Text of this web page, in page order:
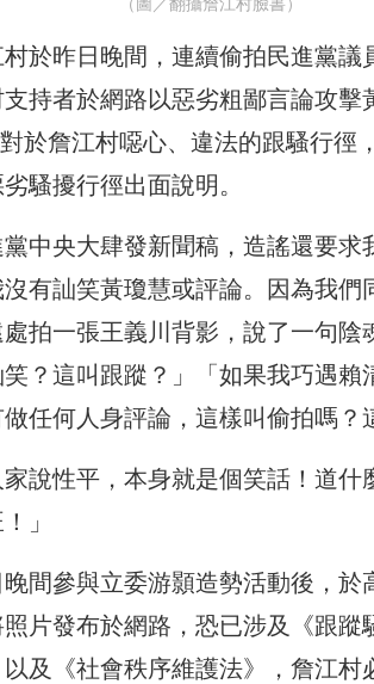
於昨日晚間，連續偷拍民進黨議
持者於網路以惡劣粗鄙言論攻
於詹江村噁心、違法的跟騷行徑
騷擾行徑出面說明。
中央大肆發新聞稿，造謠還要求
有訕笑黃瓊慧或評論。因為我
拍一張王義川背影，說了一句
？這叫跟蹤？」「如果我巧遇賴
任何人身評論，這樣叫偷拍嗎？
說性平，本身就是個笑話！道什
」
間參與立委游顥造勢活動後，
片發布於網路，恐已涉及《跟蹤
及《社會秩序維護法》，詹江村